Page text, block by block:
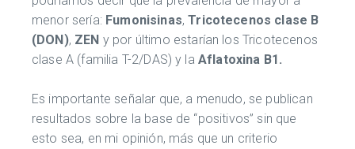
menor sería: Fumonisinas,Tricotecenos clase B
(DON), ZEN y por último estarían los Tricotecenos
clase A (familia T-2/DAS) y la Aflatoxina B1.
Es importante señalar que, a menudo, se publican
resultados sobre la base de “positivos” sin que
esto sea, en mi opinión, más que un criterio